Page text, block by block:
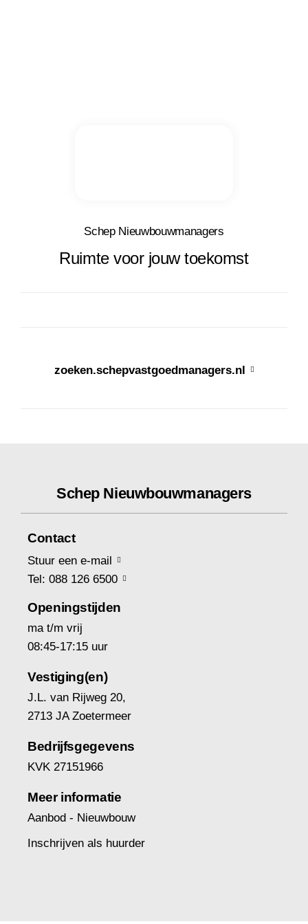
Schep Nieuwbouwmanagers
Ruimte voor jouw toekomst
zoeken.schepvastgoedmanagers.nl
Schep Nieuwbouwmanagers
Contact
Stuur een e-mail
Tel: 088 126 6500
Openingstijden
ma t/m vrij
08:45-17:15 uur
Vestiging(en)
J.L. van Rijweg 20,
2713 JA Zoetermeer
Bedrijfsgegevens
KVK 27151966
Meer informatie
Aanbod - Nieuwbouw
Inschrijven als huurder